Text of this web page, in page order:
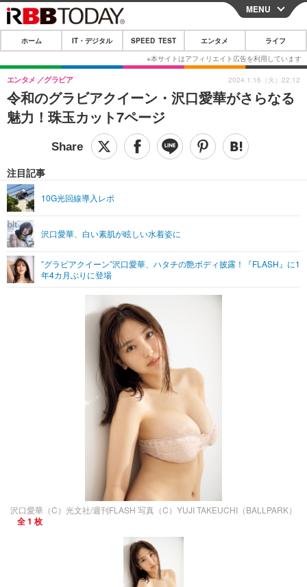
CLOSE
ホーム
IT・デジタル
IT・デジタルTOP スマートフォン
ショッピング その他
SPEED TEST
エンタメTOP 映画・ドラマ
グラビア
ショッピング その他
ライフTOP
リリース一覧
プッシュ通知の停止方法
MENU
ホーム IT・デジタル SPEED TEST エンタメ ライフ
令和のグラビアクイーン・沢口愛華がさらなる
魅力！珠玉カット7ページ
エンタメ グラビア
注目記事
10G光回線導入レポ
沢口愛華、白い素肌が眩しい水着姿に
”グラビアクイーン”沢口愛華、ハタチの艶ボディ披露！『FLASH』に1
年4カ月ぶりに登場
2024.1.16（火）22:12
沢口愛華（C）光文社/週刊FLASH 写真（C）YUJI TAKEUCHI（BALLPARK）
全 1 枚